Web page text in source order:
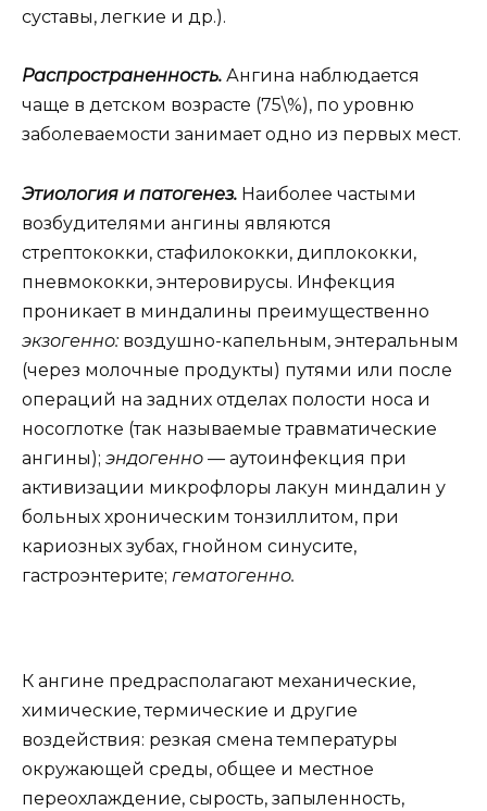
суставы, легкие и др.).
Распространенность. Ангина наблюдается
чаще в детском возрасте (75\%), по уровню
заболеваемости занимает одно из первых мест.
Этиология и патогенез. Наиболее частыми
возбудителями ангины являются
стрептококки, стафилококки, диплококки,
пневмококки, энтеровирусы. Инфекция
проникает в миндалины преимущественно
экзогенно: воздушно-капельным, энтеральным
(через молочные продукты) путями или после
операций на задних отделах полости носа и
носоглотке (так называемые травматические
ангины); эндогенно — аутоинфекция при
активизации микрофлоры лакун миндалин у
больных хроническим тонзиллитом, при
кариозных зубах, гнойном синусите,
гастроэнтерите; гематогенно.
К ангине предрасполагают механические,
химические, термические и другие
воздействия: резкая смена температуры
окружающей среды, общее и местное
переохлаждение, сырость, запыленность,